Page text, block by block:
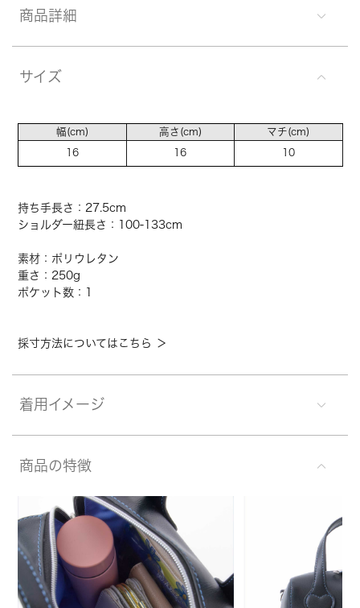
商品詳細
サイズ
幅(cm)
16
高さ(cm)
16
マチ(cm)
10
持ち手長さ：27.5cm
ショルダー紐長さ：100-133cm
素材：ポリウレタン
重さ：250g
ポケット数：1
採寸方法についてはこちら ＞
着用イメージ
商品の特徴